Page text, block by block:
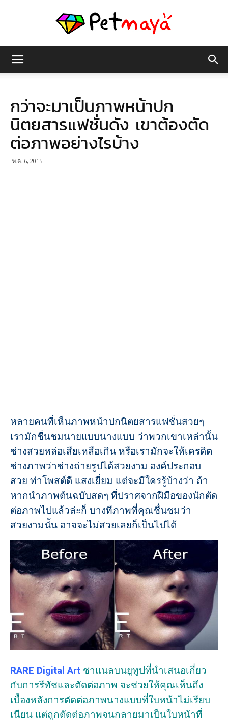
มายา
กว่าจะมาเป็นภาพหน้าปก
นิตยสารแฟชั่นดัง เขาต้องตัด
ต่อภาพอย่างไรบ้าง
พ.ค. 6, 2015
หลายคนที่เห็นภาพหน้าปกนิตยสารแฟชั่นสวยๆ
เรามักชื่นชมนายแบบนางแบบ ว่าพวกเขาเหล่านั้น
ช่างสวยหล่อเสียเหลือเกิน หรือเรามักจะให้เครดิต
ช่างภาพว่าช่างถ่ายรูปได้สวยงาม องค์ประกอบ
สวย ท่าโพสต์ดี แสงเยี่ยม แต่จะมีใครรู้บ้างว่า ถ้า
หากนำภาพต้นฉบับสดๆ ที่ปราศจากฝีมือของนักตัด
ต่อภาพไปแล้วล่ะก็ บางทีภาพที่คุณชื่นชมว่า
สวยงามนั้น อาจจะไม่สวยเลยก็เป็นไปได้
RARE Digital Art ชาแนลบนยูทูปที่นำเสนอเกี่ยว
กับการรีทัชและตัดต่อภาพ จะช่วยให้คุณเห็นถึง
เบื้องหลังการตัดต่อภาพนางแบบที่ใบหน้าไม่เรียบ
เนียน แต่ถูกตัดต่อภาพจนกลายมาเป็นใบหน้าที่